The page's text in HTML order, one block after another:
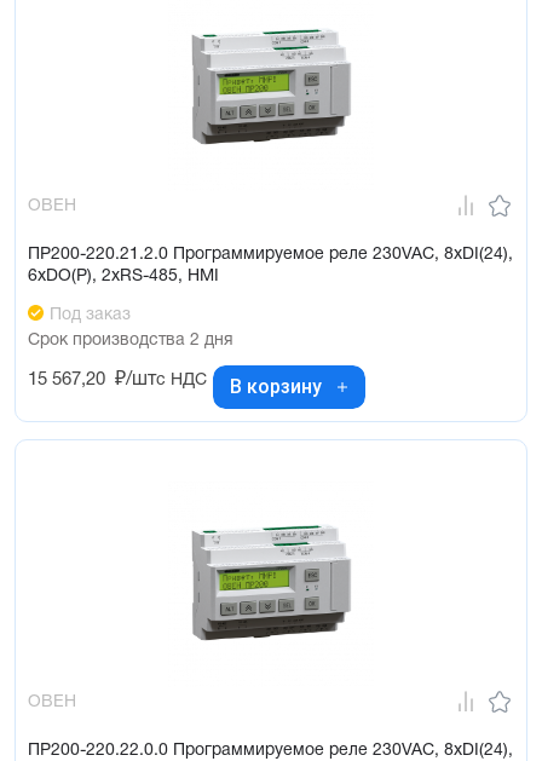
ОВЕН
ПР200-220.21.2.0 Программируемое реле 230VAC, 8xDI(24),
6xDO(Р), 2xRS-485, HMI
Под заказ
Срок производства 2 дня
15 567,20 ₽/штс НДС В корзину
ОВЕН
ПР200-220.22.0.0 Программируемое реле 230VAC, 8xDI(24),